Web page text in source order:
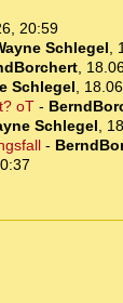
20:59
Schlegel,
,
Schlegel,
oT-
Schlegel,
-